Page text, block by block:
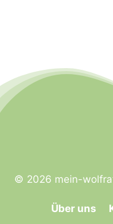
© 2026 mein-
Über uns